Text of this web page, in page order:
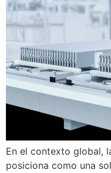
En el contexto global,
posiciona como una